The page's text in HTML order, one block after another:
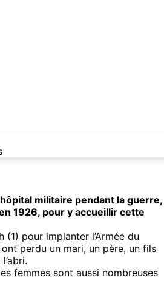
militaire pendant la guerre,
1926, pour y accueillir cette
pour implanter l’Armée du
perdu un mari, un père, un fils
femmes sont aussi nombreuses